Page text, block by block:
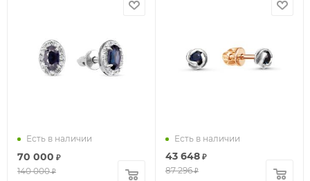
Есть в наличии
70 000 ₽
140 000₽
Есть в наличии
43 648 ₽
87 296₽